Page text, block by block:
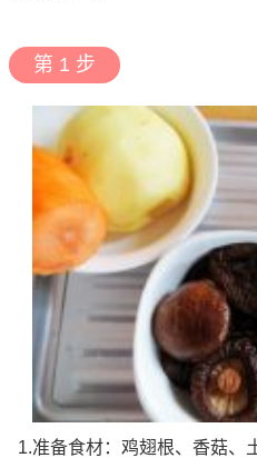
第 1 步
1.准备食材：鸡翅根、香菇、